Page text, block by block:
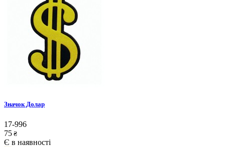
Значок Долар
17-996
75 ₴
Є в наявності